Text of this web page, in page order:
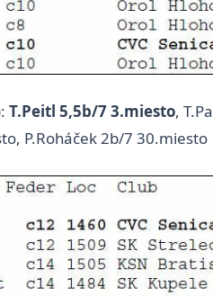
T.Peitl 5,5b/7 3.miesto,
P.Roháček 2b/7 30.miesto